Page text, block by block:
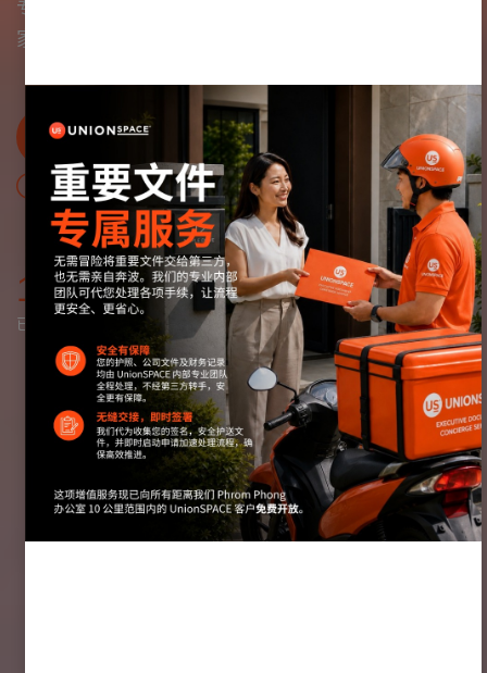
专业可靠、诚信尽责、值得信赖 — 全球逾 68,000
家企业的共同选择。
查看服务
下载公司简介
13,835+
已完成项目
97%
客户满意度
12
泰国办公室